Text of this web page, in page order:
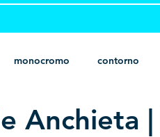
monocromo contorno
HD sin fondo
Anchieta